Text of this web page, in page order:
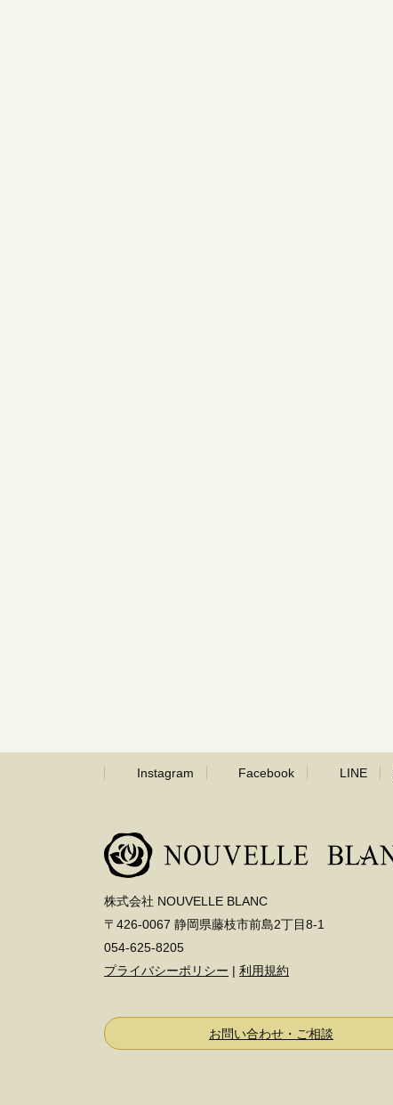
Instagram Facebook LINE
株式会社 NOUVELLE BLANC
〒426-0067 静岡県藤枝市前島2丁目8-1
054-625-8205
プライバシーポリシー | 利用規約
お問い合わせ・ご相談